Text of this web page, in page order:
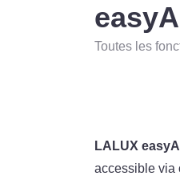
Toutes les
LALUX
accessible via